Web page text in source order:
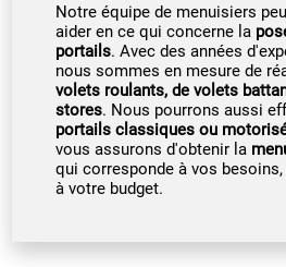
Notre équipe de menuisiers
aider en ce qui concerne la
portails. Avec des années
nous sommes en mesure de
volets roulants, de volets
stores. Nous pourrons aussi
portails classiques ou
vous assurons d'obtenir la
qui corresponde à vos
à votre budget.